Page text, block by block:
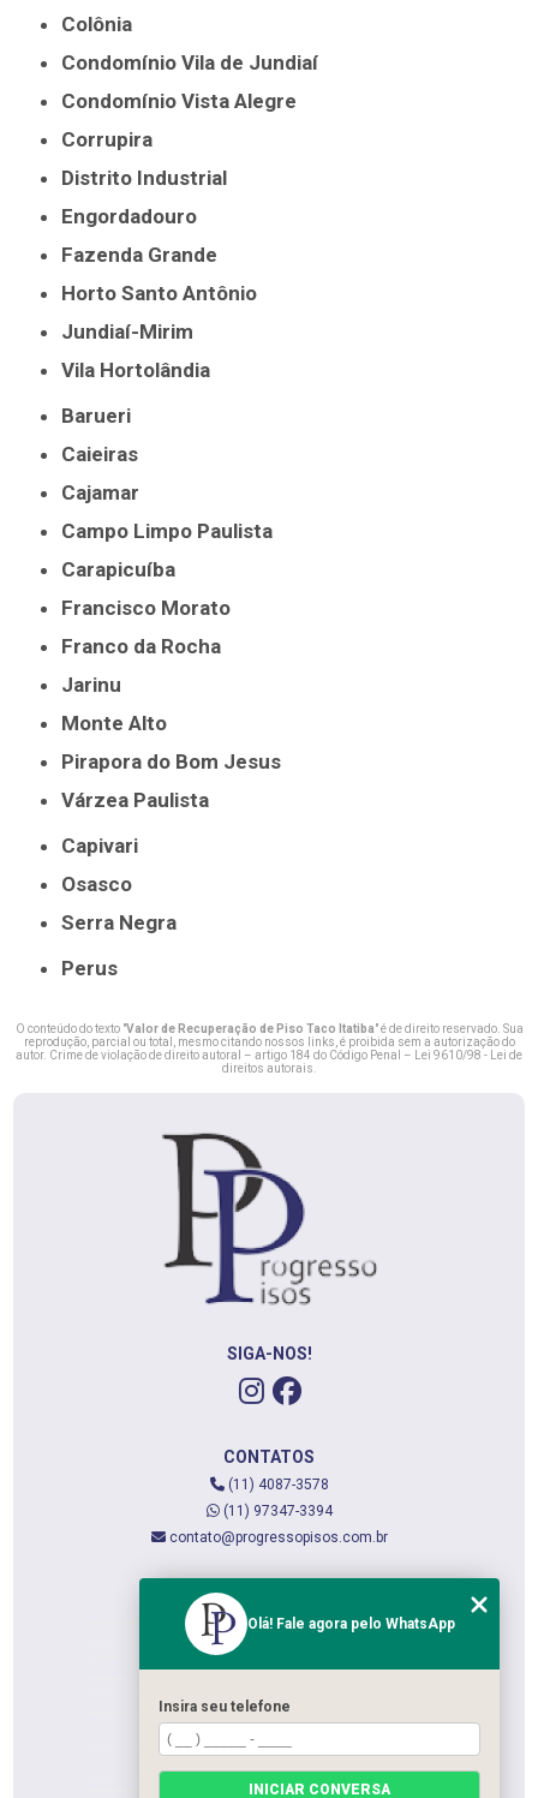
Colônia
Condomínio Vila de Jundiaí
Condomínio Vista Alegre
Corrupira
Distrito Industrial
Engordadouro
Fazenda Grande
Horto Santo Antônio
Jundiaí-Mirim
Vila Hortolândia
Barueri
Caieiras
Cajamar
Campo Limpo Paulista
Carapicuíba
Francisco Morato
Franco da Rocha
Jarinu
Monte Alto
Pirapora do Bom Jesus
Várzea Paulista
Capivari
Osasco
Serra Negra
Perus
O conteúdo do texto "Valor de Recuperação de Piso Taco Itatiba" é de direito reservado. Sua
reprodução, parcial ou total, mesmo citando nossos links, é proibida sem a autorização do
autor. Crime de violação de direito autoral – artigo 184 do Código Penal –
Lei 9610/98 - Lei de
direitos autorais
SIGA-NOS!
CONTATOS
(11) 4087-3578
(11) 97347-3394
contato@progressopisos.com.br
QUEM SOMOS
SERVIÇOS
CATEGORIAS
Olá! Fale agora pelo WhatsApp
Insira seu telefone
INICIAR CONVERSA